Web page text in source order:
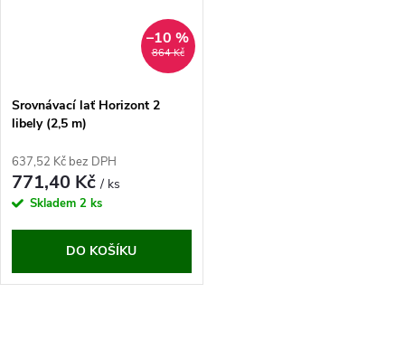
864 Kč
–10 %
Srovnávací lať Horizont 2
libely (2,5 m)
637,52 Kč bez DPH
771,40 Kč/ ks
Skladem 2 ks
DO KOŠÍKU